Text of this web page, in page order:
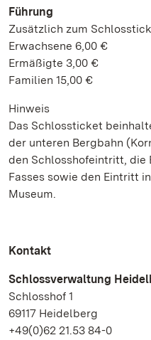
Führung
Zusätzlich zum
Erwachsene 6,00 €
Ermäßigte 3,00 €
Familien 15,00 €
Hinweis
Das Schlossticket
der unteren Bergbahn
den Schlosshofeintritt, die
Fasses sowie den Eintritt
Museum.
Kontakt
Schlossverwaltung
Schlosshof 1
69117 Heidelberg
+49(0)62 21.53 84-0